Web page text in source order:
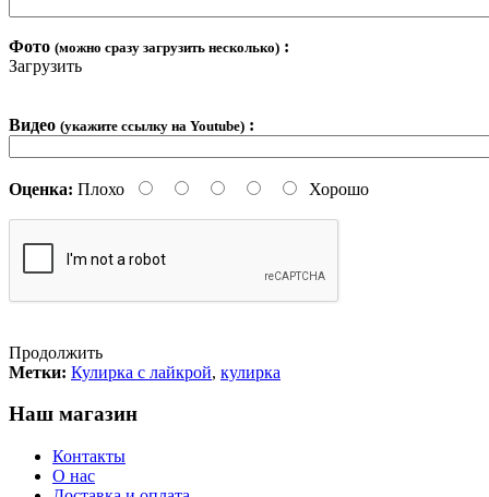
Фото (можно сразу загрузить несколько) :
Загрузить
Видео (укажите ссылку на Youtube) :
Оценка: Плохо Хорошо
Продолжить
Метки: Кулирка с лайкрой, кулирка
Наш магазин
Контакты
О нас